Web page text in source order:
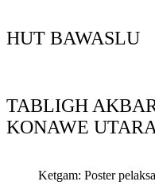
HUT BAWASLU
TABLIGH
KONAWE
Ketgam: Poster